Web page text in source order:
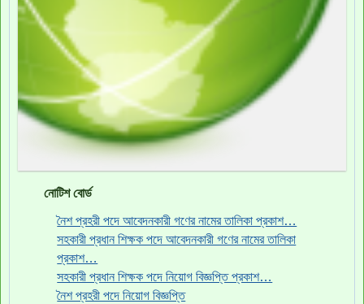
নোটিশ বোর্ড
নৈশ প্রহরী পদে আবেদনকারী গণের নামের তালিকা প্রকাশ…
সহকারী প্রধান শিক্ষক পদে আবেদনকারী গণের নামের তালিকা
প্রকাশ…
সহকারী প্রধান শিক্ষক পদে নিয়োগ বিজ্ঞপ্তি প্রকাশ…
নৈশ প্রহরী পদে নিয়োগ বিজ্ঞপ্তি